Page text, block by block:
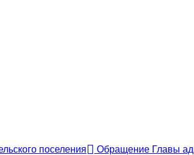
поселения Обращение Главы